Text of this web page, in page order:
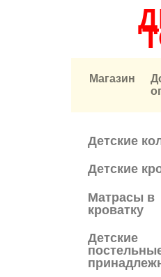
Магазин
Детские
Детские
Матрасы в
кроватку
Детские